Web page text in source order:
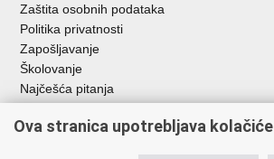
Zaštita osobnih podataka
Politika privatnosti
Zapošljavanje
Školovanje
Najčešća pitanja
Važne poveznice
Ova stranica upotrebljava kolačiće